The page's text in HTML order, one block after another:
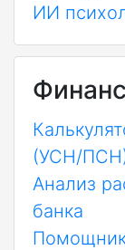
ИИ
(УСН/
Анализ
банка